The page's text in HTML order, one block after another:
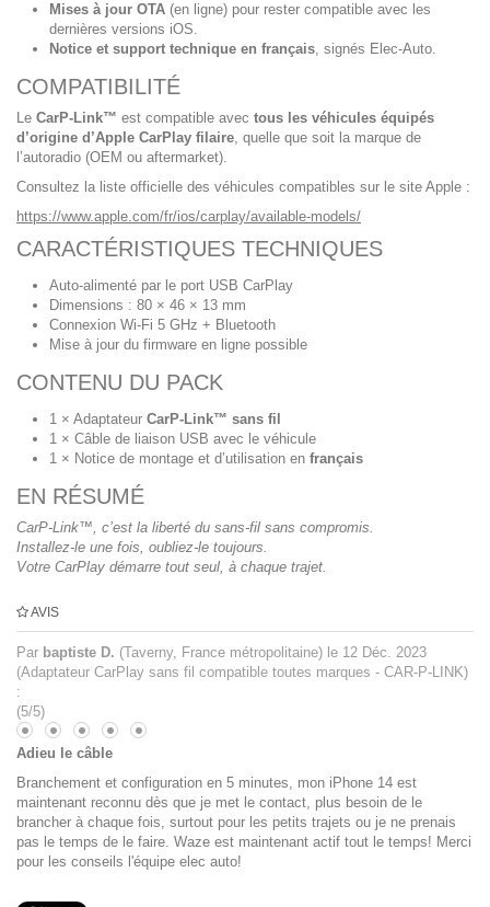
Mises à jour OTA (en ligne) pour rester compatible avec les
dernières versions iOS.
Notice et support technique en français, signés Elec-Auto.
COMPATIBILITÉ
Le CarP-Link™ est compatible avec tous les véhicules équipés
d’origine d’Apple CarPlay filaire, quelle que soit la marque de
l’autoradio (OEM ou aftermarket).
Consultez la liste officielle des véhicules compatibles sur le site Apple :
https://www.apple.com/fr/ios/carplay/available-models/
CARACTÉRISTIQUES TECHNIQUES
Auto-alimenté par le port USB CarPlay
Dimensions : 80 × 46 × 13 mm
Connexion Wi-Fi 5 GHz + Bluetooth
Mise à jour du firmware en ligne possible
CONTENU DU PACK
1 × Adaptateur CarP-Link™ sans fil
1 × Câble de liaison USB avec le véhicule
1 × Notice de montage et d’utilisation en français
EN RÉSUMÉ
CarP-Link™, c’est la liberté du sans-fil sans compromis.
Installez-le une fois, oubliez-le toujours.
Votre CarPlay démarre tout seul, à chaque trajet.
AVIS
Par baptiste D. (Taverny, France métropolitaine) le 12 Déc. 2023
(Adaptateur CarPlay sans fil compatible toutes marques - CAR-P-LINK)
:
(5/5)
Adieu le câble
Branchement et configuration en 5 minutes, mon iPhone 14 est
maintenant reconnu dès que je met le contact, plus besoin de le
brancher à chaque fois, surtout pour les petits trajets ou je ne prenais
pas le temps de le faire. Waze est maintenant actif tout le temps! Merci
pour les conseils l'équipe elec auto!